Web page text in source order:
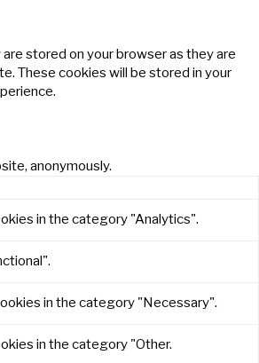
stored on your browser as they are
These cookies will be stored in your
anonymously.
in the category "Analytics".
in the category "Necessary".
in the category "Other.